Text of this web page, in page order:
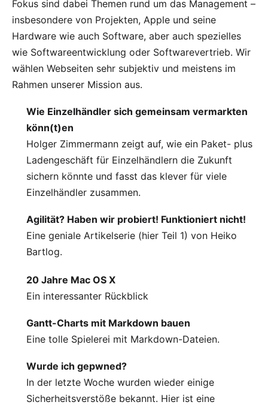
Fokus sind dabei Themen rund um das Management –
insbesondere von Projekten, Apple und seine
Hardware wie auch Software, aber auch spezielles
wie Softwareentwicklung oder Softwarevertrieb. Wir
wählen Webseiten sehr subjektiv und meistens im
Rahmen unserer Mission aus.
Wie Einzelhändler sich gemeinsam vermarkten
könn(t)en
Holger Zimmermann zeigt auf, wie ein Paket- plus
Ladengeschäft für Einzelhändlern die Zukunft
sichern könnte und fasst das klever für viele
Einzelhändler zusammen.
Agilität? Haben wir probiert! Funktioniert nicht!
Eine geniale Artikelserie (hier Teil 1) von Heiko
Bartlog.
20 Jahre Mac OS X
Ein interessanter Rückblick
Gantt-Charts mit Markdown bauen
Eine tolle Spielerei mit Markdown-Dateien.
Wurde ich gepwned?
In der letzte Woche wurden wieder einige
Sicherheitsverstöße bekannt. Hier ist eine